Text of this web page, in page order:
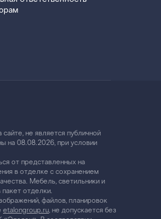
не является публичной
на 08.08.2026, при условии
от представленных на
в отделке с сохранением
Мебель, светильники и
отделки.
файлов, планировок
etalongroup.ru, не допускается без